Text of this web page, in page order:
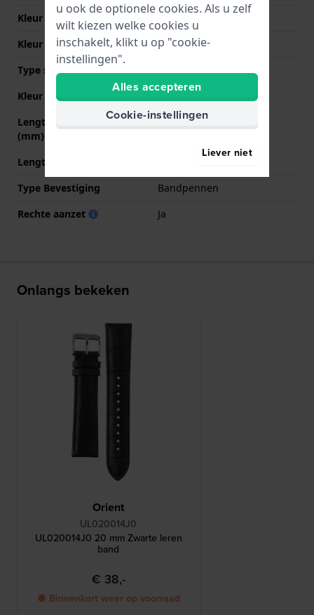
Kleur Band
Kleur stiksel
Zwart
Type sluiting
Kleur sluiting
Zilver
Lengte band op 12 uur
(mm)
80 mm
Lengte band op 6 uur (mm)
Type Bevestiging
Bandpennen
Rechte aanzet
Ja
Onlangs bekeken
Orient
UL020014J0
UL020014J0 20 mm Zwarte leren
band
€ 38,-
● Binnenkort weer op voorraad
u ook de optionele cookies. Als u zelf
wilt kiezen welke cookies u
inschakelt, klikt u op "cookie-
instellingen".
Alles accepteren
Cookie-instellingen
Liever niet